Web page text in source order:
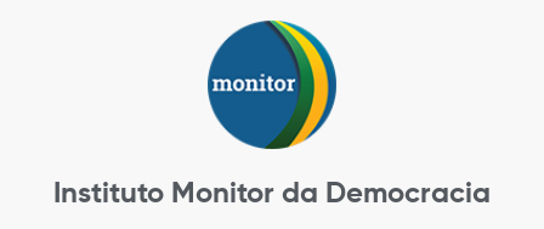
Instituto Monitor da Democracia